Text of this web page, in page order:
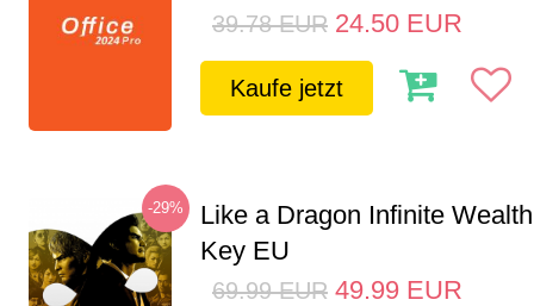
39.78 EUR 24.50 EUR
Kaufe jetzt
-29%
Like a Dragon Infinite
Key EU
69.99 EUR 49.99 EUR